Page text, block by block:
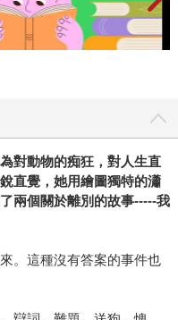
對動物的痴狂，對人生直
直覺，她用繪圖獨特的瀟
兩個關於離別的故事-----我
。這種沒有答案的事件也